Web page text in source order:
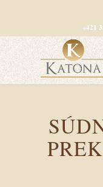
+421